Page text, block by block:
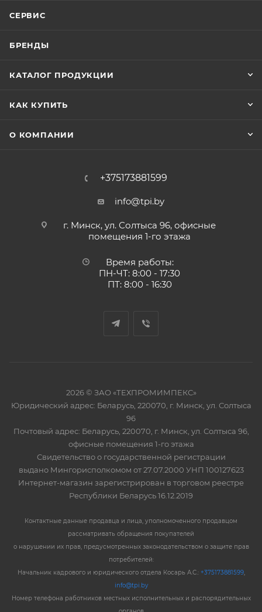
СЕРВИС
БРЕНДЫ
КАТАЛОГ ПРОДУКЦИИ
КАК КУПИТЬ
О КОМПАНИИ
+375173881599
info@tpi.by
г. Минск, ул. Солтыса 96, офисные
помещения 1-го этажа
Время работы:
ПН-ЧТ: 8:00 - 17:30
ПТ: 8:00 - 16:30
2026 © ЗАО «ТЕХПРОМИМПЕКС»
Юридический адрес: Беларусь, 220070, г. Минск, ул. Солтыса
96
Почтовый адрес: Беларусь, 220070, г. Минск, ул. Солтыса 96,
офисные помещения 1-го этажа
Свидетельство о государственной регистрации
выдано Мингорисполкомом от 27.07.2000 УНП 100127623
Интернет-магазин зарегистрирован в торговом реестре
Республики Беларусь 16.12.2019
Контактные данные продавца и лица, уполномоченного продавцом
рассматривать обращения покупателей
о нарушении их прав, предусмотренных законодательством о защите прав
потребителей:
Начальник кадрового и юридического отдела Косарь А.С.: +375173881599,
info@tpi.by
Номер телефона работников местных исполнительных и распорядительных